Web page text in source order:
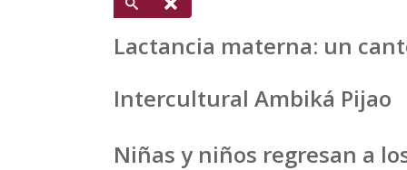
Lactancia materna: un
Intercultural Ambiká Pijao
Niñas y niños regresan a